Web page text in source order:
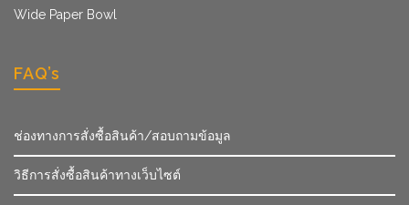
Wide Paper Bowl
FAQ’s
ช่องทางการสั่งซื้อสินค้า/สอบถามข้อมูล
วิธีการสั่งซื้อสินค้าทางเว็บไซต์